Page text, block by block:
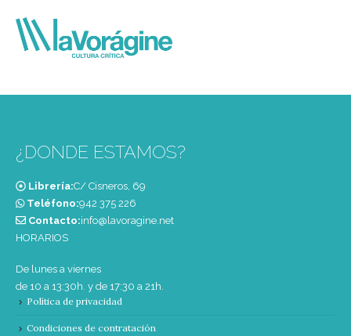
¿DONDE ESTAMOS?
Librería:C/ Cisneros, 69
Teléfono:‭942 375 226‬
Contacto:info@lavoragine.net
HORARIOS
De lunes a viernes
de 10 a 13:30h. y de 17:30 a 21h.
Política de privacidad
Condiciones de contratación